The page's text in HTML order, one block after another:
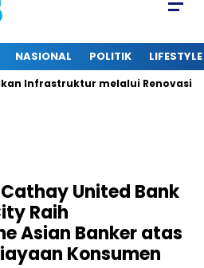
NASIONAL POLITIK LIFESTYLE
melalui Renovasi
United Bank
Raih
Asian Banker atas
Konsumen